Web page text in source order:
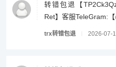
转错包退【
Ret】客服TeleGram:【
trx转错包退 2026-07-